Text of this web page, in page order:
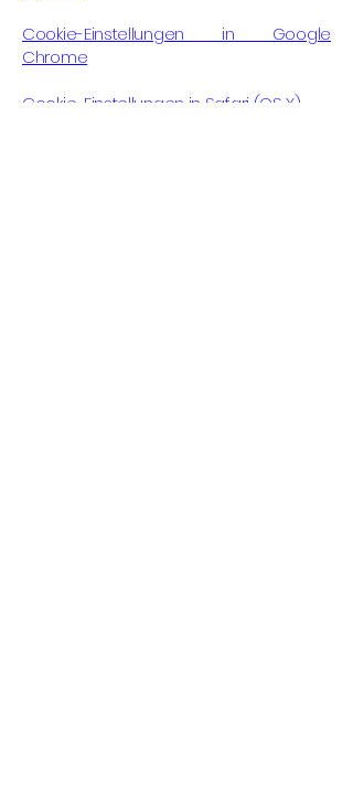
Cookie-Einstellungen in Google
Chrome
Cookie-Einstellungen in Safari (OS X)